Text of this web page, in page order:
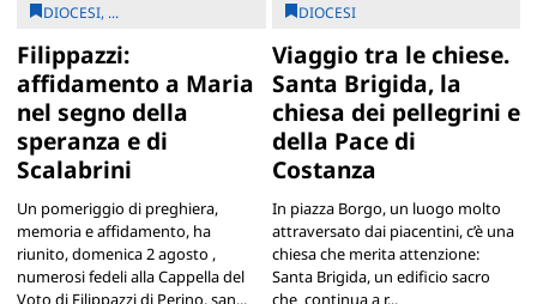
DIOCESI, ...
Filippazzi:
affidamento a Maria
nel segno della
speranza e di
Scalabrini
Un pomeriggio di preghiera,
memoria e affidamento, ha
riunito, domenica 2 agosto ,
numerosi fedeli alla Cappella del
Voto di Filippazzi di Perino, san...
DIOCESI
Viaggio tra le chiese.
Santa Brigida, la
chiesa dei pellegrini e
della Pace di
Costanza
In piazza Borgo, un luogo molto
attraversato dai piacentini, c’è una
chiesa che merita attenzione:
Santa Brigida, un edificio sacro
che continua a r...